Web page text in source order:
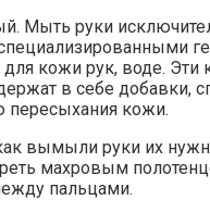
Мыть руки
кожи рук, воде. Эти
в себе добавки,
пересыхания кожи.
вымыли руки их
махровым
пальцами.